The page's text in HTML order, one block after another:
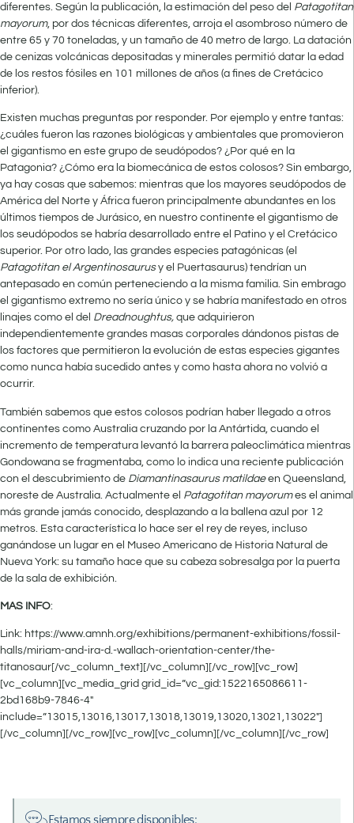
diferentes. Según la publicación, la estimación del peso del Patagotitan
mayorum, por dos técnicas diferentes, arroja el asombroso número de
entre 65 y 70 toneladas, y un tamaño de 40 metro de largo. La datación
de cenizas volcánicas depositadas y minerales permitió datar la edad
de los restos fósiles en 101 millones de años (a fines de Cretácico
inferior).
Existen muchas preguntas por responder. Por ejemplo y entre tantas:
¿cuáles fueron las razones biológicas y ambientales que promovieron
el gigantismo en este grupo de seudópodos? ¿Por qué en la
Patagonia? ¿Cómo era la biomecánica de estos colosos? Sin embargo,
ya hay cosas que sabemos: mientras que los mayores seudópodos de
América del Norte y África fueron principalmente abundantes en los
últimos tiempos de Jurásico, en nuestro continente el gigantismo de
los seudópodos se habría desarrollado entre el Patino y el Cretácico
superior. Por otro lado, las grandes especies patagónicas (el
Patagotitan el Argentinosaurusy el Puertasaurus) tendrían un
antepasado en común perteneciendo a la misma familia. Sin embrago
el gigantismo extremo no sería único y se habría manifestado en otros
linajes como el del Dreadnoughtus, que adquirieron
independientemente grandes masas corporales dándonos pistas de
los factores que permitieron la evolución de estas especies gigantes
como nunca había sucedido antes y como hasta ahora no volvió a
ocurrir.
También sabemos que estos colosos podrían haber llegado a otros
continentes como Australia cruzando por la Antártida, cuando el
incremento de temperatura levantó la barrera paleoclimática mientras
Gondowana se fragmentaba, como lo indica una reciente publicación
con el descubrimiento de Diamantinasaurus matildaeen Queensland,
noreste de Australia. Actualmente el Patagotitan mayorumes el animal
más grande jamás conocido, desplazando a la ballena azul por 12
metros. Esta característica lo hace ser el rey de reyes, incluso
ganándose un lugar en el Museo Americano de Historia Natural de
Nueva York: su tamaño hace que su cabeza sobresalga por la puerta
de la sala de exhibición.
MAS INFO:
Link: https://www.amnh.org/exhibitions/permanent-exhibitions/fossil-
halls/miriam-and-ira-d.-wallach-orientation-center/the-
titanosaur[/vc_column_text][/vc_column][/vc_row][vc_row]
[vc_column][vc_media_grid grid_id=”vc_gid:1522165086611-
2bd168b9-7846-4″
include=”13015,13016,13017,13018,13019,13020,13021,13022″]
[/vc_column][/vc_row][vc_row][vc_column][/vc_column][/vc_row]
Estamos siempre disponibles: